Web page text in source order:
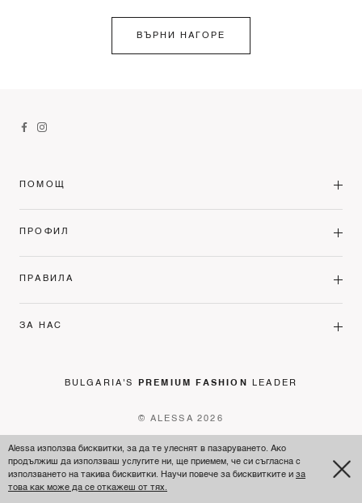
ВЪРНИ НАГОРЕ
Alessa използва бисквитки, за да те улеснят в пазаруването. Ако
продължиш да използваш услугите ни, ще приемем, че си съгласна с
използването на такива бисквитки. Научи повече за бисквитките и за
това как може да се откажеш от тях.
ПОМОЩ
ПРОФИЛ
ПРАВИЛА
ЗА НАС
BULGARIA'S PREMIUM FASHION LEADER
© ALESSA 2026